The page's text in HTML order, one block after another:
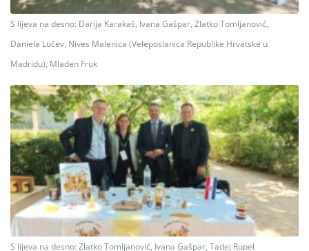
S lijeva na desno: Darija Karakaš, Ivana Gašpar, Zlatko Tomljanović,
Daniela Lučev, Nives Malenica (Veleposlanica Republike Hrvatske u
Madridu), Mladen Fruk
S lijeva na desno: Zlatko Tomljanović, Ivana Gašpar, Tadej Rupel